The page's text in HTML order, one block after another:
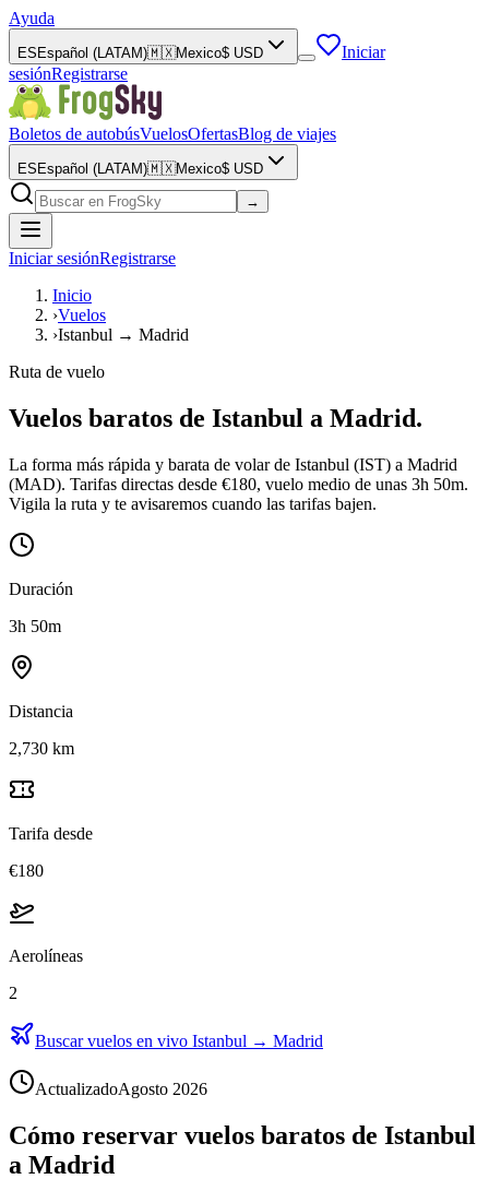
Ayuda
ES Español (LATAM)🇲🇽Mexico$ USD
Iniciar
sesiónRegistrarse
Boletos de autobúsVuelosOfertasBlog de viajes
ES Español (LATAM)🇲🇽Mexico$ USD
→
Iniciar sesiónRegistrarse
Inicio
›Vuelos
›Istanbul → Madrid
Ruta de vuelo
Vuelos baratos de Istanbul a Madrid.
La forma más rápida y barata de volar de Istanbul (IST) a Madrid
(MAD). Tarifas directas desde €180, vuelo medio de unas 3h 50m.
Vigila la ruta y te avisaremos cuando las tarifas bajen.
Duración
3h 50m
Distancia
2,730 km
Tarifa desde
€180
Aerolíneas
2
Buscar vuelos en vivo Istanbul → Madrid
ActualizadoAgosto 2026
Cómo reservar vuelos baratos de Istanbul
a Madrid